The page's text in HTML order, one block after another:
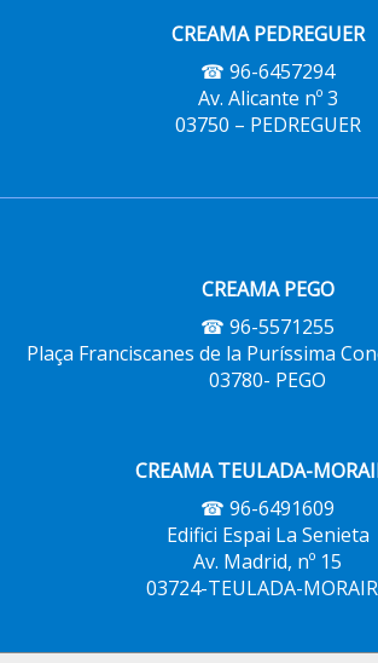
CREAMA PEDREGUER
☎ 96-6457294
Av. Alicante nº 3
03750 – PEDREGUER
CREAMA PEGO
☎ 96-5571255
Plaça Franciscanes de la Puríssima
03780- PEGO
CREAMA TEULADA-
☎ 96-6491609
Edifici Espai La Senieta
Av. Madrid, nº 15
03724-TEULADA-